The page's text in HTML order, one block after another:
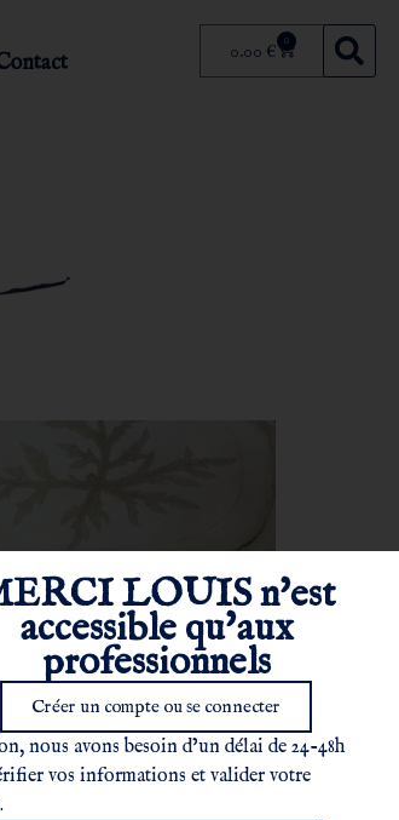
0.00 € 0
“Feuilles”
LOUIS n'est
accessible qu'aux
professionnels
Créer un compte ou se connecter
nous avons besoin d’un délai de 24-48h
vos informations et valider votre